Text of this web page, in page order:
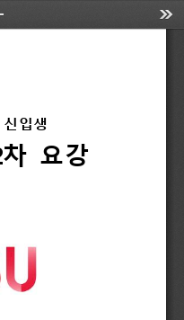
신입생
차 요강